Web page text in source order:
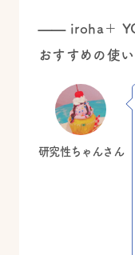
—— iroha＋
おすすめの使
研究性ちゃんさん